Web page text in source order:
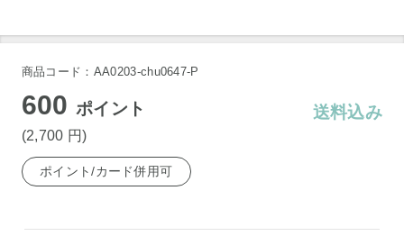
商品コード：AA0203-chu0647-P
600ポイント
(2,700 円)
送料込み
ポイント/カード併用可